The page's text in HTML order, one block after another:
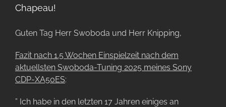
Chapeau!
Guten Tag Herr Swoboda und Herr Knipping,
Fazit nach 1.5 Wochen Einspielzeit nach dem
aktuellsten Swoboda-Tuning 2025 meines Sony
CDP-XA50ES:
” Ich habe in den letzten 17 Jahren einiges an